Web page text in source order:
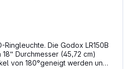
Ringleuchte. Die Godox LR150B
Durchmesser (45,72 cm)
von 180°geneigt werden und